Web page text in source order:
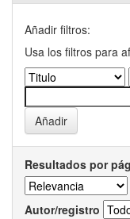
Añadir filtros:
Usa los filtros para
Resultados por
Autor/registro